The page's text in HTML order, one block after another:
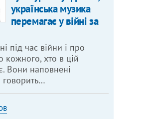
українська музика
перемагає у війні за
під час війни і про
кожного, хто в цій
Вони наповнені